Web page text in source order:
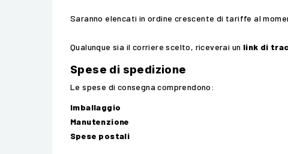
Saranno elencati in ordine crescente di tariffe al
Qualunque sia il corriere scelto, riceverai un link di
Spese di spedizione
Le spese di consegna comprendono:
Imballaggio
Manutenzione
Spese postali